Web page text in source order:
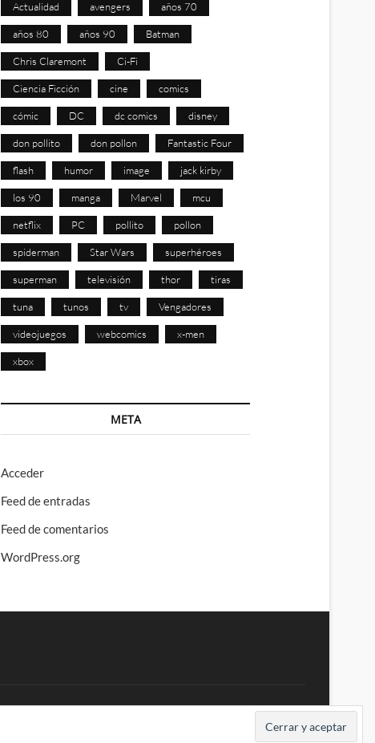
Actualidad avengers años 70
años 80 años 90 Batman
Chris Claremont Ci-Fi
Ciencia Ficción cine comics
cómic DC dc comics disney
don pollito don pollon Fantastic Four
flash humor image jack kirby
los 90 manga Marvel mcu
netflix PC pollito pollon
spiderman Star Wars superhéroes
superman televisión thor tiras
tuna tunos tv Vengadores
videojuegos webcomics x-men
xbox
META
Acceder
Feed de entradas
Feed de comentarios
WordPress.org